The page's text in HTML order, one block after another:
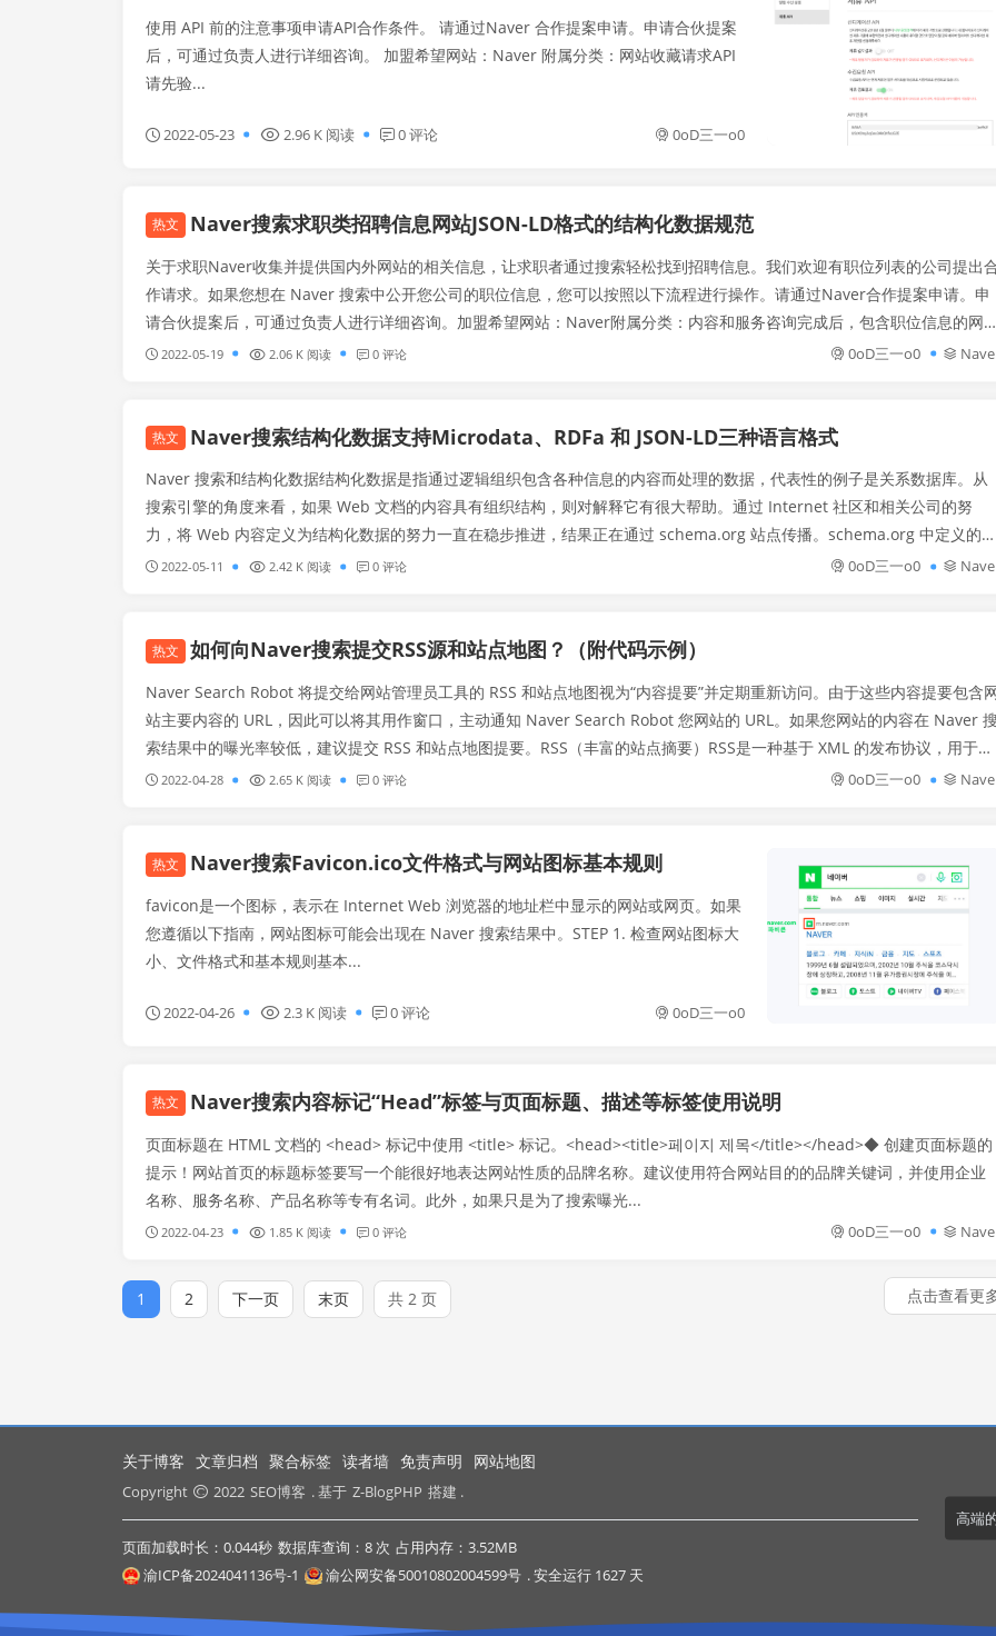
使用 API 前的注意事项申请API合作条件。 请通过Naver 合作提案申请。申请合伙提案
后，可通过负责人进行详细咨询。 加盟希望网站：Naver 附属分类：网站收藏请求API
请先验...
2022-05-23 2.96 K 阅读 0 评论 0oD三一o0
热文 Naver搜索求职类招聘信息网站JSON-LD格式的结构化数据规范
关于求职Naver收集并提供国内外网站的相关信息，让求职者通过搜索轻松找到招聘信息。我们欢迎有职位列表的公司提出
作请求。如果您想在 Naver 搜索中公开您公司的职位信息，您可以按照以下流程进行操作。请通过Naver合作提案申请。申
请合伙提案后，可通过负责人进行详细咨询。加盟希望网站：Naver附属分类：内容和服务咨询完成后，包含职位信息的网
必须用JSON-LD格式的结构化数据进行标记。结构化数据列对于用于求...
2022-05-19 2.06 K 阅读 0 评论 0oD三一o0
热文 Naver搜索结构化数据支持Microdata、RDFa 和 JSON-LD三种语言格式
Naver 搜索和结构化数据结构化数据是指通过逻辑组织包含各种信息的内容而处理的数据，代表性的例子是关系数据库。从
搜索引擎的角度来看，如果 Web 文档的内容具有组织结构，则对解释它有很大帮助。通过 Internet 社区和相关公司的努
力，将 Web 内容定义为结构化数据的努力一直在稳步推进，结果正在通过 schema.org 站点传播。schema.org 中定义的结
构化数据于 2015 年正式并入 Web 标...
2022-05-11 2.42 K 阅读 0 评论 0oD三一o0
热文 如何向Naver搜索提交RSS源和站点地图？（附代码示例）
Naver Search Robot 将提交给网站管理员工具的 RSS 和站点地图视为“内容提要”并定期重新访问。由于这些内容提要包含
站主要内容的 URL，因此可以将其用作窗口，主动通知 Naver Search Robot 您网站的 URL。如果您网站的内容在 Naver
索结果中的曝光率较低，建议提交 RSS 和站点地图提要。RSS（丰富的站点摘要）RSS是一种基于 XML 的发布协议，用于发
布站点的最新...
2022-04-28 2.65 K 阅读 0 评论 0oD三一o0
热文 Naver搜索Favicon.ico文件格式与网站图标基本规则
favicon是一个图标，表示在 Internet Web 浏览器的地址栏中显示的网站或网页。如果
您遵循以下指南，网站图标可能会出现在 Naver 搜索结果中。STEP 1. 检查网站图标大
小、文件格式和基本规则基本...
2022-04-26 2.3 K 阅读 0 评论 0oD三一o0
热文 Naver搜索内容标记“Head”标签与页面标题、描述等标签使用说明
页面标题在 HTML 文档的 <head> 标记中使用 <title> 标记。<head><title>페이지 제목</title></head>◆ 创建页面标题的
提示！网站首页的标题标签要写一个能很好地表达网站性质的品牌名称。建议使用符合网站目的的品牌关键词，并使用企业
名称、服务名称、产品名称等专有名词。此外，如果只是为了搜索曝光...
2022-04-23 1.85 K 阅读 0 评论 0oD三一o0
1 2 下一页 末页 共 2 页 点击查看更
关于博客 文章归档 聚合标签 读者墙 免责声明 网站地图
Copyright 2022 SEO博客 . 基于 Z-BlogPHP 搭建 .
高端
页面加载时长：0.044秒 数据库查询：8 次 占用内存：3.52MB
渝ICP备2024041136号-1
渝公网安备50010802004599号 . 安全运行 1627 天